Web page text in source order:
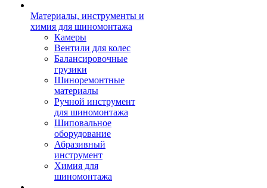
Материалы, инструменты и
химия для шиномонтажа
Камеры
Вентили для колес
Балансировочные
грузики
Шиноремонтные
материалы
Ручной инструмент
для шиномонтажа
Шиповальное
оборудование
Абразивный
инструмент
Химия для
шиномонтажа